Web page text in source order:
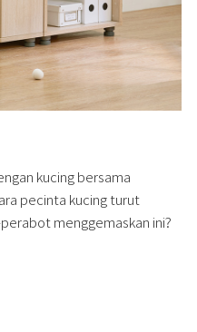
kucing bersama
pecinta kucing turut
menggemaskan ini?